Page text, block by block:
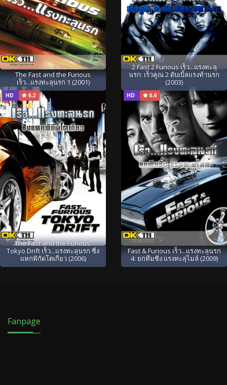
The Fast and the Furious
เร็ว...แรงทะลุนรก 1 (2001)
2 Fast 2 Furious เร็ว...แรงทะลุ
นรก: เร็วคูณ 2 ดับเบิ้ลแรงท้านรก
(2003)
HD 6.2
The Fast and the Furious:
Tokyo Drift เร็ว...แรงทะลุนรก ซิ่ง
แหกพิกัดโตเกียว (2006)
HD 6.6
Fast & Furious เร็ว...แรงทะลุนรก
4: ยกทีมซิ่ง แรงทะลุไมล์ (2009)
Fanpage